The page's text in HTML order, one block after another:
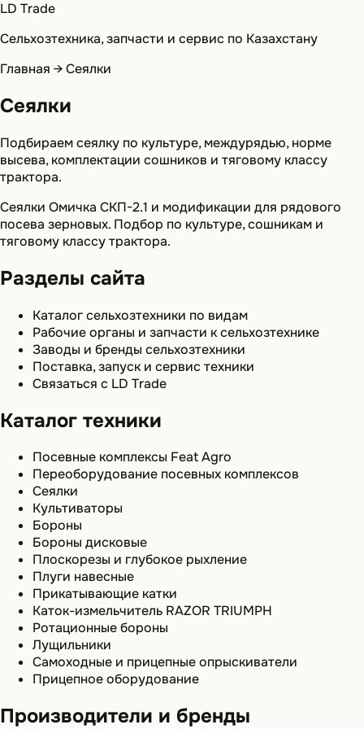
LD Trade
Сельхозтехника, запчасти и сервис по Казахстану
Главная →Сеялки
Сеялки
Подбираем сеялку по культуре, междурядью, норме
высева, комплектации сошников и тяговому классу
трактора.
Сеялки Омичка СКП-2.1 и модификации для рядового
посева зерновых. Подбор по культуре, сошникам и
тяговому классу трактора.
Разделы сайта
Каталог сельхозтехники по видам
Рабочие органы и запчасти к сельхозтехнике
Заводы и бренды сельхозтехники
Поставка, запуск и сервис техники
Связаться с LD Trade
Каталог техники
Посевные комплексы Feat Agro
Переоборудование посевных комплексов
Сеялки
Культиваторы
Бороны
Бороны дисковые
Плоскорезы и глубокое рыхление
Плуги навесные
Прикатывающие катки
Каток-измельчитель RAZOR TRIUMPH
Ротационные бороны
Лущильники
Самоходные и прицепные опрыскиватели
Прицепное оборудование
Производители и бренды